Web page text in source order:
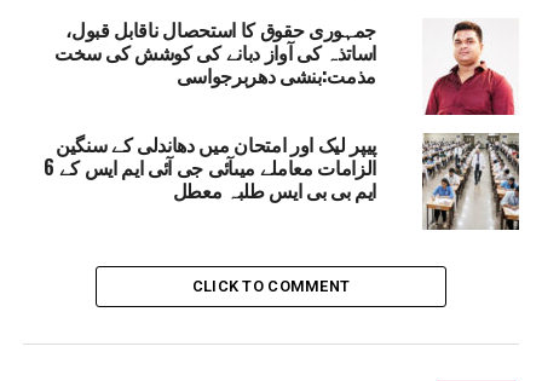
RELATED TOPICS:
BIHAR
DISTRICT MAGISTRATE RICHI PANDEY
LAND REFORMS DEPUTY COLLECTORS
REVENUE AND LAND REFORMS DEPARTMENT
SITAMARHI NEWS
UP
ایسٹرن ریلوے پنشنرز ایسوسی ایشن کی میٹنگ میں
آف ریفرنس میں ترمیم کا مطالبہ
وزیر اعلیٰ نتیش کمار نے سونپور میلہ کاکیا معائنہ
جمہوری حقوق کا استحصال ناقابل قبول،
اساتذہ کی آواز دبانے کی کوشش کی سخت
مذمت:بنشی دھربرجواسی
پیپر لیک اور امتحان میں دھاندلی کے سنگین
الزامات معاملے میںآئی جی آئی ایم ایس کے 6
ایم بی بی ایس طلبہ معطل
CLICK TO COMMENT